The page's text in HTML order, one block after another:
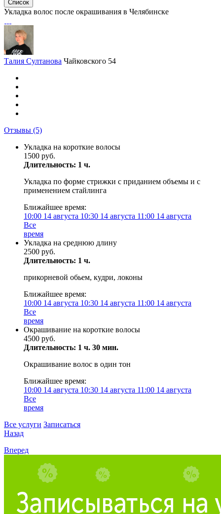
Список
Укладка волос после окрашивания в Челябинске
Талия Султанова Чайковского 54
Отзывы (5)
Укладка на короткие волосы
1500 руб.
Длительность: 1 ч.
Укладка по форме стрижки с приданием объемы и с
применением стайлинга
Ближайшее время:
10:00 14 августа 10:30 14 августа 11:00 14 августа
Все
время
Укладка на среднюю длину
2500 руб.
Длительность: 1 ч.
прикорневой обьем, кудри, локоны
Ближайшее время:
10:00 14 августа 10:30 14 августа 11:00 14 августа
Все
время
Окрашивание на короткие волосы
4500 руб.
Длительность: 1 ч. 30 мин.
Окрашивание волос в один тон
Ближайшее время:
10:00 14 августа 10:30 14 августа 11:00 14 августа
Все
время
Все услуги Записаться
Назад
Вперед